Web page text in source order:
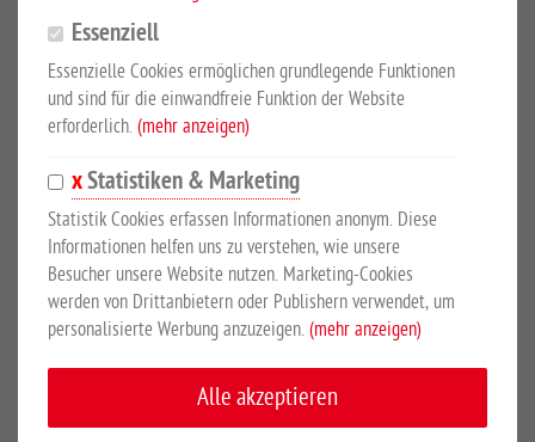
Neben unseren Standardfarben bieten wir gegen Aufpreis auch
eine Beschichtung in einer Sonderfarbe Ihrer Wahl. Sie wollen
Ihrem Grundstück einen besonderen Ausdruck verleihen? Dann
suchen Sie sich ganz einfach Ihren Wunschfarbton aus der RAL-
Im Katalog anschauen
Design, Vielfalt und Farbvariationen haben dasGrowi®
Ziergittersystem
so beliebt gemacht. Filigran und dezent
Zaunelemente Pro-Line
Essenziell
Essenzielle Cookies ermöglichen grundlegende Funktionen
und sind für die einwandfreie Funktion der Website
erforderlich. (mehr anzeigen)
Statistiken & Marketing
Statistik Cookies erfassen Informationen anonym. Diese
Informationen helfen uns zu verstehen, wie unsere
Besucher unsere Website nutzen. Marketing-Cookies
werden von Drittanbietern oder Publishern verwendet, um
personalisierte Werbung anzuzeigen. (mehr anzeigen)
Alle akzeptieren